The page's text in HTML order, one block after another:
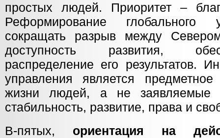
простых людей. Приоритет –
Реформирование глобального
сокращать разрыв между
доступность развития,
распределение его результатов.
управления является
жизни людей, а не заявляемые
стабильность, развитие, права и
В-пятых, ориентация на